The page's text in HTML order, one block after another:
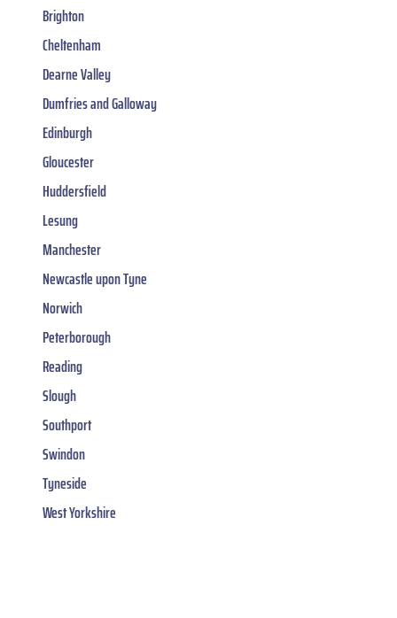
Brighton
Cheltenham
Dearne Valley
Dumfries and Galloway
Edinburgh
Gloucester
Huddersfield
Lesung
Manchester
Newcastle upon Tyne
Norwich
Peterborough
Reading
Slough
Southport
Swindon
Tyneside
West Yorkshire